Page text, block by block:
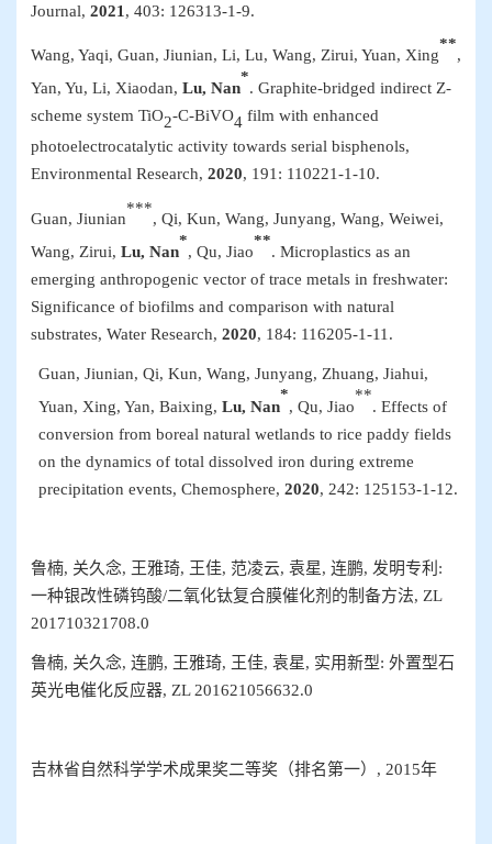
Journal, 2021 , 403: 126313-1-9.
Wang, Yaqi, Guan, Jiunian, Li, Lu, Wang, Zirui, Yuan, Xing
**
,
Yan, Yu, Li, Xiaodan, Lu, Nan
*
. Graphite-bridged indirect Z-
scheme system TiO2-C-BiVO4 film with enhanced
photoelectrocatalytic activity towards serial bisphenols,
Environmental Research, 2020, 191: 110221-1-10.
Guan, Jiunian
***
, Qi, Kun, Wang, Junyang, Wang, Weiwei,
Wang, Zirui, Lu, Nan
*
, Qu, Jiao
**
. Microplastics as an
emerging anthropogenic vector of trace metals in freshwater:
Significance of biofilms and comparison with natural
substrates, Water Research, 2020, 184: 116205-1-11 .
Guan, Jiunian, Qi, Kun, Wang, Junyang, Zhuang, Jiahui,
Yuan, Xing, Yan, Baixing, Lu, Nan
*
, Qu, Jiao
**
. Effects of
conversion from boreal natural wetlands to rice paddy fields
on the dynamics of total dissolved iron during extreme
precipitation events, Chemosphere, 2020, 242: 125153-1-12.
鲁楠, 关久念, 王雅琦, 王佳, 范凌云, 袁星, 连鹏, 发明专利 :
一种银改性磷钨酸/二氧化钛复合膜催化剂的制备方法, ZL
201710321708.0
鲁楠, 关久念, 连鹏, 王雅琦, 王佳, 袁星, 实用新型: 外置型石
英光电催化反应器, ZL 201621056632.0
吉林省自然科学学术成果奖二等奖 （排名第一） , 2015年